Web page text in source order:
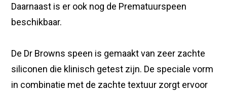
Daarnaast is er ook nog de Prematuurspeen
beschikbaar.
De Dr Browns speen is gemaakt van zeer zachte
siliconen die klinisch getest zijn. De speciale vorm
in combinatie met de zachte textuur zorgt ervoor